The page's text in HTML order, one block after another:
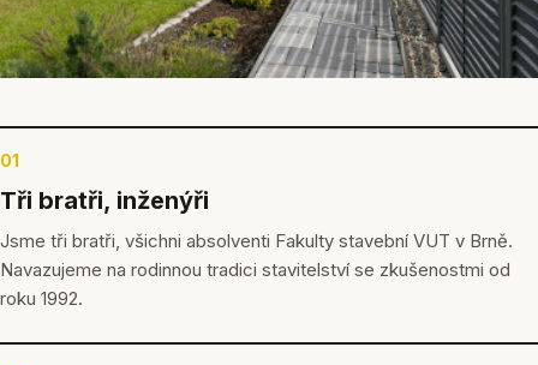
01
Tři bratři, inženýři
Jsme tři bratři, všichni absolventi Fakulty stavební VUT v Brně.
Navazujeme na rodinnou tradici stavitelství se zkušenostmi od
roku 1992.